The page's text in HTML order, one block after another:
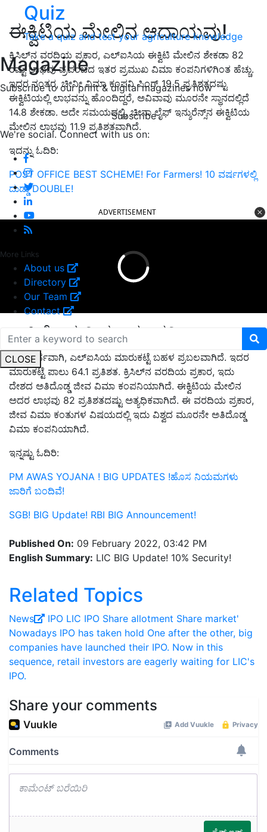
Quiz
Take a quiz and test your agriculture knowledge
Magazine
Subscribe to our print & digital magazines now
Subscribe
We're social. Connect with us on:
More Links
About us
Directory
Our Team
Contact
CLOSE
ಈಕ್ವಿಟಿಯ ಮೇಲಿನ ಆದಾಯವು!
ಕ್ರಿಸಿಲ್‌ನ ವರದಿಯ ಪ್ರಕಾರ, ಎಲ್‌ಐಸಿಯ ಈಕ್ವಿಟಿ ಮೇಲಿನ ಶೇಕಡಾ 82
ರಷ್ಟು ಲಾಭವು ಪ್ರಪಂಚದ ಇತರ ಪ್ರಮುಖ ವಿಮಾ ಕಂಪನಿಗಳಿಗಿಂತ ಹೆಚ್ಚು.
ಇದರ ನಂತರ, ಚೀನೀ ವಿಮಾ ಕಂಪನಿ ಪಿಂಗ್ 19.5 ಪ್ರತಿಶತದಷ್ಟು
ಈಕ್ವಿಟಿಯಲ್ಲಿ ಲಾಭವನ್ನು ಹೊಂದಿದ್ದರೆ, ಅವಿವಾವು ಮೂರನೇ ಸ್ಥಾನದಲ್ಲಿದೆ
14.8 ಶೇಕಡಾ. ಅದೇ ಸಮಯದಲ್ಲಿ, ಚೀನಾ ಲೈಫ್ ಇನ್ಶುರೆನ್ಸ್‌ನ ಈಕ್ವಿಟಿಯ
ಮೇಲಿನ ಲಾಭವು 11.9 ಪ್ರತಿಶತವಾಗಿದೆ.
ಇದನ್ನು ಓದಿರಿ:
POST OFFICE BEST SCHEME! For Farmers! 10 ವರ್ಷಗಳಲ್ಲಿ
ದುಡ್ಡು DOUBLE!
ADVERTISEMENT
ಅತಿದೊಡ್ಡ ವಿಮಾ ಕಂಪನಿ
ಗಮನಾರ್ಹವಾಗಿ, ಎಲ್ಐಸಿಯ ಮಾರುಕಟ್ಟೆ ಬಹಳ ಪ್ರಬಲವಾಗಿದೆ. ಇದರ
ಮಾರುಕಟ್ಟೆ ಪಾಲು 64.1 ಪ್ರತಿಶತ. ಕ್ರಿಸಿಲ್‌ನ ವರದಿಯ ಪ್ರಕಾರ, ಇದು
ದೇಶದ ಅತಿದೊಡ್ಡ ಜೀವ ವಿಮಾ ಕಂಪನಿಯಾಗಿದೆ. ಈಕ್ವಿಟಿಯ ಮೇಲಿನ
ಅದರ ಲಾಭವು 82 ಪ್ರತಿಶತದಷ್ಟು ಅತ್ಯಧಿಕವಾಗಿದೆ. ಈ ವರದಿಯ ಪ್ರಕಾರ,
ಜೀವ ವಿಮಾ ಕಂತುಗಳ ವಿಷಯದಲ್ಲಿ ಇದು ವಿಶ್ವದ ಮೂರನೇ ಅತಿದೊಡ್ಡ
ವಿಮಾ ಕಂಪನಿಯಾಗಿದೆ.
ಇನ್ನಷ್ಟು ಓದಿರಿ:
PM AWAS YOJANA ! BIG UPDATES !ಹೊಸ ನಿಯಮಗಳು
ಜಾರಿಗೆ ಬಂದಿವೆ!
SGB! BIG Update! RBI BIG Announcement!
Published On: 09 February 2022, 03:42 PM
English Summary: LIC BIG Update! 10% Security!
Related Topics
News IPO LIC IPO Share allotment Share market'
Nowadays IPO has taken hold One after the other, big
companies have launched their IPO. Now in this
sequence, retail investors are eagerly waiting for LIC's
IPO.
Share your comments